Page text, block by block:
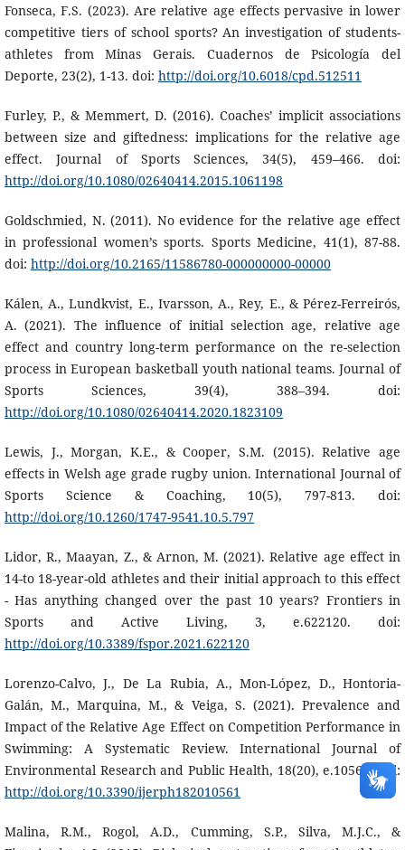
Fonseca, F.S. (2023). Are relative age effects pervasive in lower
competitive tiers of school sports? An investigation of students-
athletes from Minas Gerais. Cuadernos de Psicología del
Deporte, 23(2), 1-13. doi: http://doi.org/10.6018/cpd.512511
Furley, P., & Memmert, D. (2016). Coaches’ implicit associations
between size and giftedness: implications for the relative age
effect. Journal of Sports Sciences, 34(5), 459–466. doi:
http://doi.org/10.1080/02640414.2015.1061198
Goldschmied, N. (2011). No evidence for the relative age effect
in professional women’s sports. Sports Medicine, 41(1), 87-88.
doi: http://doi.org/10.2165/11586780-000000000-00000
Kálen, A., Lundkvist, E., Ivarsson, A., Rey, E., & Pérez-Ferreirós,
A. (2021). The influence of initial selection age, relative age
effect and country long-term performance on the re-selection
process in European basketball youth national teams. Journal of
Sports Sciences, 39(4), 388–394. doi:
http://doi.org/10.1080/02640414.2020.1823109
Lewis, J., Morgan, K.E., & Cooper, S.M. (2015). Relative age
effects in Welsh age grade rugby union. International Journal of
Sports Science & Coaching, 10(5), 797-813. doi:
http://doi.org/10.1260/1747-9541.10.5.797
Lidor, R., Maayan, Z., & Arnon, M. (2021). Relative age effect in
14-to 18-year-old athletes and their initial approach to this effect
- Has anything changed over the past 10 years? Frontiers in
Sports and Active Living, 3, e.622120. doi:
http://doi.org/10.3389/fspor.2021.622120
Lorenzo-Calvo, J., De La Rubia, A., Mon-López, D., Hontoria-
Galán, M., Marquina, M., & Veiga, S. (2021). Prevalence and
Impact of the Relative Age Effect on Competition Performance in
Swimming: A Systematic Review. International Journal of
Environmental Research and Public Health, 18(20), e.10561. doi:
http://doi.org/10.3390/ijerph182010561
Malina, R.M., Rogol, A.D., Cumming, S.P., Silva, M.J.C., &